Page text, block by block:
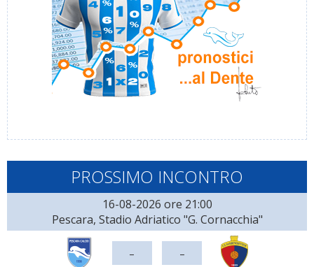
PROSSIMO INCONTRO
16-08-2026 ore 21:00
Pescara, Stadio Adriatico "G. Cornacchia"
- -